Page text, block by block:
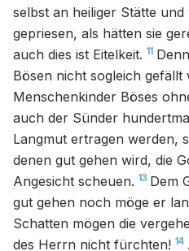
selbst an heiliger Stätte
gepriesen, als hätten sie
auch dies ist Eitelkeit. 11
Bösen nicht sogleich gefällt
Menschenkinder Böses
auch der Sünder
Langmut ertragen werden,
denen gut gehen wird, die
Angesicht scheuen. 13 Dem
gut gehen noch möge er
Schatten mögen die
des Herrn nicht fürchten! 14